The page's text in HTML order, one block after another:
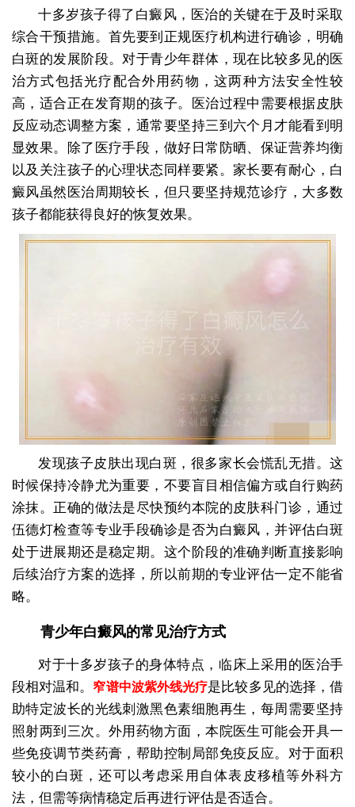
十多岁孩子得了白癜风，医治的关键在于及时采取
综合干预措施。首先要到正规医疗机构进行确诊，明确
白斑的发展阶段。对于青少年群体，现在比较多见的医
治方式包括光疗配合外用药物，这两种方法安全性较
高，适合正在发育期的孩子。医治过程中需要根据皮肤
反应动态调整方案，通常要坚持三到六个月才能看到明
显效果。除了医疗手段，做好日常防晒、保证营养均衡
以及关注孩子的心理状态同样要紧。家长要有耐心，白
癜风虽然医治周期较长，但只要坚持规范诊疗，大多数
孩子都能获得良好的恢复效果。
发现孩子皮肤出现白斑，很多家长会慌乱无措。这
时候保持冷静尤为重要，不要盲目相信偏方或自行购药
涂抹。正确的做法是尽快预约本院的皮肤科门诊，通过
伍德灯检查等专业手段确诊是否为白癜风，并评估白斑
处于进展期还是稳定期。这个阶段的准确判断直接影响
后续治疗方案的选择，所以前期的专业评估一定不能省
略。
青少年白癜风的常见治疗方式
对于十多岁孩子的身体特点，临床上采用的医治手
段相对温和。 窄谱中波紫外线光疗是比较多见的选择，借
助特定波长的光线刺激黑色素细胞再生，每周需要坚持
照射两到三次。外用药物方面，本院医生可能会开具一
些免疫调节类药膏，帮助控制局部免疫反应。对于面积
较小的白斑，还可以考虑采用自体表皮移植等外科方
法，但需等病情稳定后再进行评估是否适合。